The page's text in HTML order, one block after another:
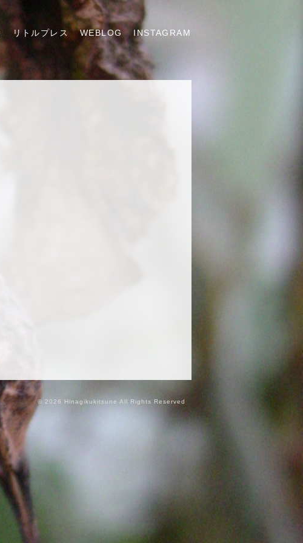
リトルプレス WEBLOG INSTAGRAM
© 2026 Hinagikukitsune All Rights Reserved